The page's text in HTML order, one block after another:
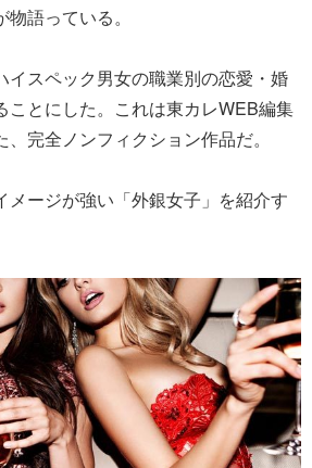
語っている。
イスペック男女の職業別の恋愛・婚
ことにした。これは東カレWEB編集
完全ノンフィクション作品だ。
メージが強い「外銀女子」を紹介す